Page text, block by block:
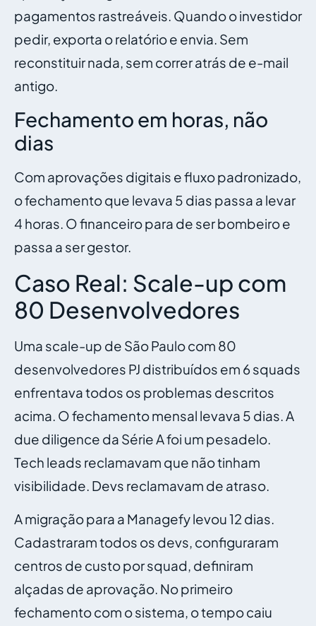
pagamentos rastreáveis. Quando o investidor
pedir, exporta o relatório e envia. Sem
reconstituir nada, sem correr atrás de e-mail
antigo.
Fechamento em horas, não
dias
Com aprovações digitais e fluxo padronizado,
o fechamento que levava 5 dias passa a levar
4 horas. O financeiro para de ser bombeiro e
passa a ser gestor.
Caso Real: Scale-up com
80 Desenvolvedores
Uma scale-up de São Paulo com 80
desenvolvedores PJ distribuídos em 6 squads
enfrentava todos os problemas descritos
acima. O fechamento mensal levava 5 dias. A
due diligence da Série A foi um pesadelo.
Tech leads reclamavam que não tinham
visibilidade. Devs reclamavam de atraso.
A migração para a Managefy levou 12 dias.
Cadastraram todos os devs, configuraram
centros de custo por squad, definiram
alçadas de aprovação. No primeiro
fechamento com o sistema, o tempo caiu